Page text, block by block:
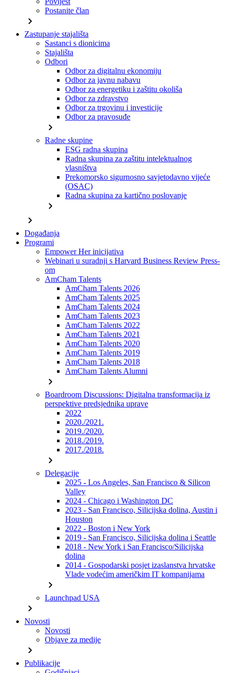
Postanite član
chevron_right
Zastupanje stajališta
Sastanci s dionicima
Stajališta
Odbori
Odbor za digitalnu ekonomiju
Odbor za javnu nabavu
Odbor za energetiku i zaštitu okoliša
Odbor za zdravstvo
Odbor za trgovinu i investicije
Odbor za pravosuđe
chevron_right
Radne skupine
ESG radna skupina
Radna skupina za zaštitu intelektualnog
vlasništva
Prekomorsko sigurnosno savjetodavno vijeće
(OSAC)
Radna skupina za kartično poslovanje
chevron_right
chevron_right
Događanja
Programi
Empower Her inicijativa
Webinari u suradnji s Harvard Business Review Press-
om
AmCham Talents
AmCham Talents 2026
AmCham Talents 2025
AmCham Talents 2024
AmCham Talents 2023
AmCham Talents 2022
AmCham Talents 2021
AmCham Talents 2020
AmCham Talents 2019
AmCham Talents 2018
AmCham Talents Alumni
chevron_right
Boardroom Discussions: Digitalna transformacija iz
perspektive predsjednika uprave
2022
2020./2021.
2019./2020.
2018./2019.
2017./2018.
chevron_right
Delegacije
2025 - Los Angeles, San Francisco & Silicon
Valley
2024 - Chicago i Washington DC
2023 - San Francisco, Silicijska dolina, Austin i
Houston
2022 - Boston i New York
2019 - San Francisco, Silicijska dolina i Seattle
2018 - New York i San Francisco/Silicijska
dolina
2014 - Gospodarski posjet izaslanstva hrvatske
Vlade vodećim američkim IT kompanijama
chevron_right
Launchpad USA
chevron_right
Novosti
Novosti
Objave za medije
chevron_right
Publikacije